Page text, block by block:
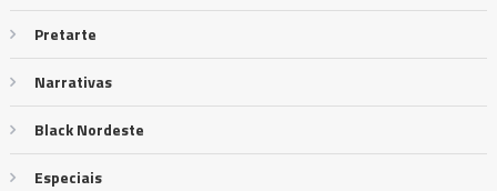
Pretarte
Narrativas
Black Nordeste
Especiais